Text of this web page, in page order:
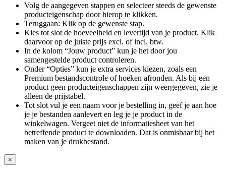
Volg de aangegeven stappen en selecteer steeds de gewenste
producteigenschap door hierop te klikken.
Teruggaan: Klik op de gewenste stap.
Kies tot slot de hoeveelheid en levertijd van je product. Klik
daarvoor op de juiste prijs excl. of incl. btw.
In de kolom “Jouw product” kun je het door jou
samengestelde product controleren.
Onder “Opties” kun je extra services kiezen, zoals een
Premium bestandscontrole of hoeken afronden. Als bij een
product geen producteigenschappen zijn weergegeven, zie je
alleen de prijstabel.
Tot slot vul je een naam voor je bestelling in, geef je aan hoe
je je bestanden aanlevert en leg je je product in de
winkelwagen. Vergeet niet de informatiesheet van het
betreffende product te downloaden. Dat is onmisbaar bij het
maken van je drukbestand.
×